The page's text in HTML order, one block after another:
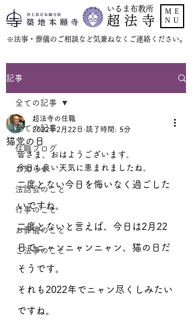
いるま布教所
超 法 寺
​※法事・葬儀のご相談など気兼ねなくご連絡ください。
ME
NU
記事
全ての記事
住職ブログ
お知らせ
法話会のこと
行事のこと
お葬儀のこと
ご法事のこと
全ての記事
猫党の日
超法寺の住職
2022年2月22日 読了時間: 5分
皆さま、おはようございます。
今日も良い天気に恵まれましたね。
二度とない今日を悔いなく過ごした
いですね。
二度とないと言えば、今日は2月22
日でニャンニャンニャン、猫の日だ
そうです。
それも2022年でニャン尽くしみたい
ですね。